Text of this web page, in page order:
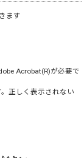
ます
Acrobat(R)が必要で
正しく表示されない